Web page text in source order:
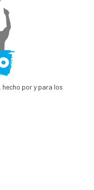
por y para los